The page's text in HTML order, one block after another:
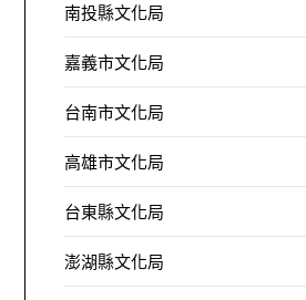
南投縣文化局
嘉義市文化局
台南市文化局
高雄市文化局
台東縣文化局
澎湖縣文化局